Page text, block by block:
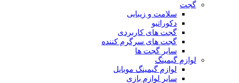
گجت
سلامت و زیبایی
دکوراتیو
گجت های کاربردی
گجت های سرگرم کننده
سایر گجت ها
لوازم گیمینگ
لوازم گیمینگ موبایل
سایر لوازم بازی